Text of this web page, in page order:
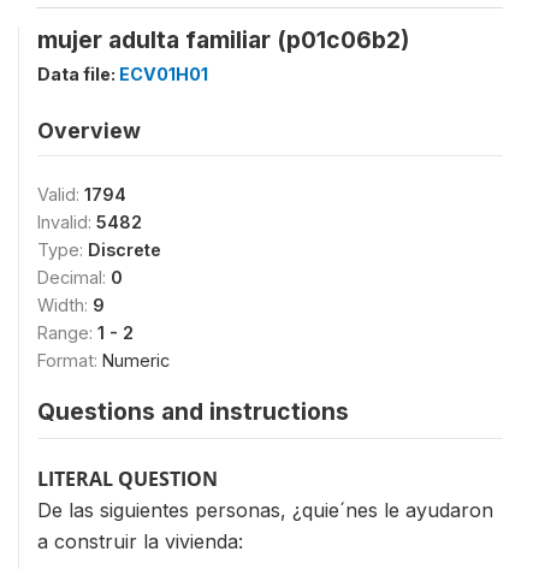
mujer adulta familiar (p01c06b2)
Data file: ECV01H01
Overview
Valid: 1794
Invalid: 5482
Type: Discrete
Decimal: 0
Width: 9
Range: 1 - 2
Format: Numeric
Questions and instructions
LITERAL QUESTION
De las siguientes personas, ¿quie´nes le ayudaron
a construir la vivienda: